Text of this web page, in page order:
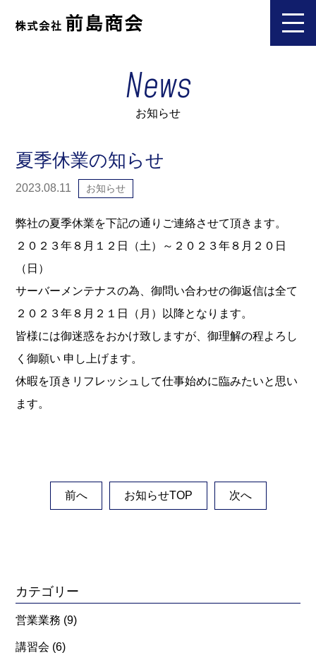
News
お知らせ
夏季休業の知らせ
2023.08.11 お知らせ
弊社の夏季休業を下記の通りご連絡させて頂きます。
２０２３年８月１２日（土）～２０２３年８月２０日
（日）
サーバーメンテナスの為、御問い合わせの御返信は全て
２０２３年８月２１日（月）以降となります。
皆様には御迷惑をおかけ致しますが、御理解の程よろし
く御願い 申し上げます。
休暇を頂きリフレッシュして仕事始めに臨みたいと思い
ます。
前へ お知らせTOP 次へ
カテゴリー
営業業務 (9)
講習会 (6)